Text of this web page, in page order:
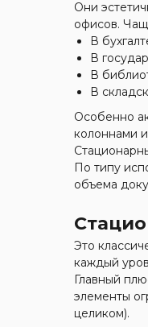
Они
офисов.
В
В
В
В
Особенно
колоннами
По типу
объема
Это
каждый
Главный
элементы
целиком).